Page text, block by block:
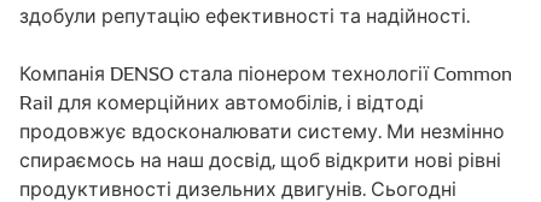
здобули репутацію ефективності та надійності.
Компанія DENSO стала піонером технології Common
Rail для комерційних автомобілів, і відтоді
продовжує вдосконалювати систему. Ми незмінно
спираємось на наш досвід, щоб відкрити нові рівні
продуктивності дизельних двигунів. Сьогодні